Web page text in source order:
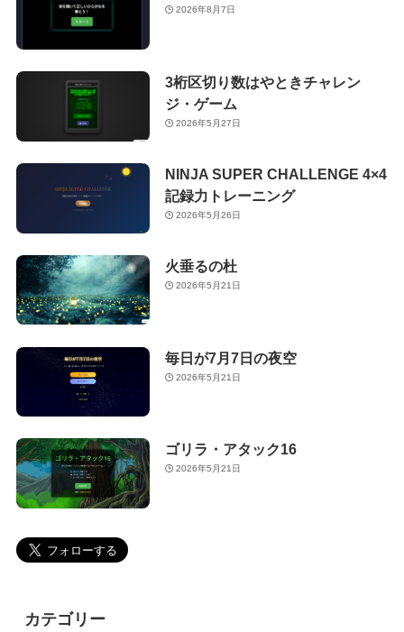
2026年8月7日
3桁区切り数はやときチャレン
ジ・ゲーム
2026年5月27日
NINJA SUPER CHALLENGE 4×4
記録力トレーニング
2026年5月26日
火垂るの杜
2026年5月21日
毎日が7月7日の夜空
2026年5月21日
ゴリラ・アタック16
2026年5月21日
カテゴリー